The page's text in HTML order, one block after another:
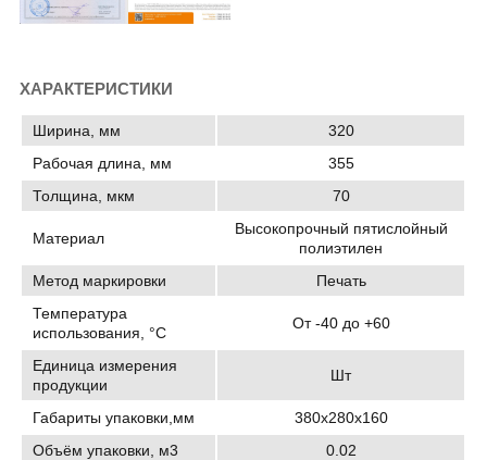
ХАРАКТЕРИСТИКИ
Ширина, мм
320
Рабочая длина, мм
355
Толщина, мкм
70
Материал
Высокопрочный пятислойный
полиэтилен
Метод маркировки
Печать
Температура
использования, °C
От -40 до +60
Единица измерения
продукции
Шт
Габариты упаковки,мм
380х280х160
Объём упаковки, м3
0.02